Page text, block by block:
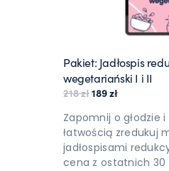
Pakiet: Jadłospis
wegetariański I i II
218złPierwotna cena
189złAktualna
Zapomnij o głodzie
łatwością zredukuj
jadłospisami
cena z ostatnich 30